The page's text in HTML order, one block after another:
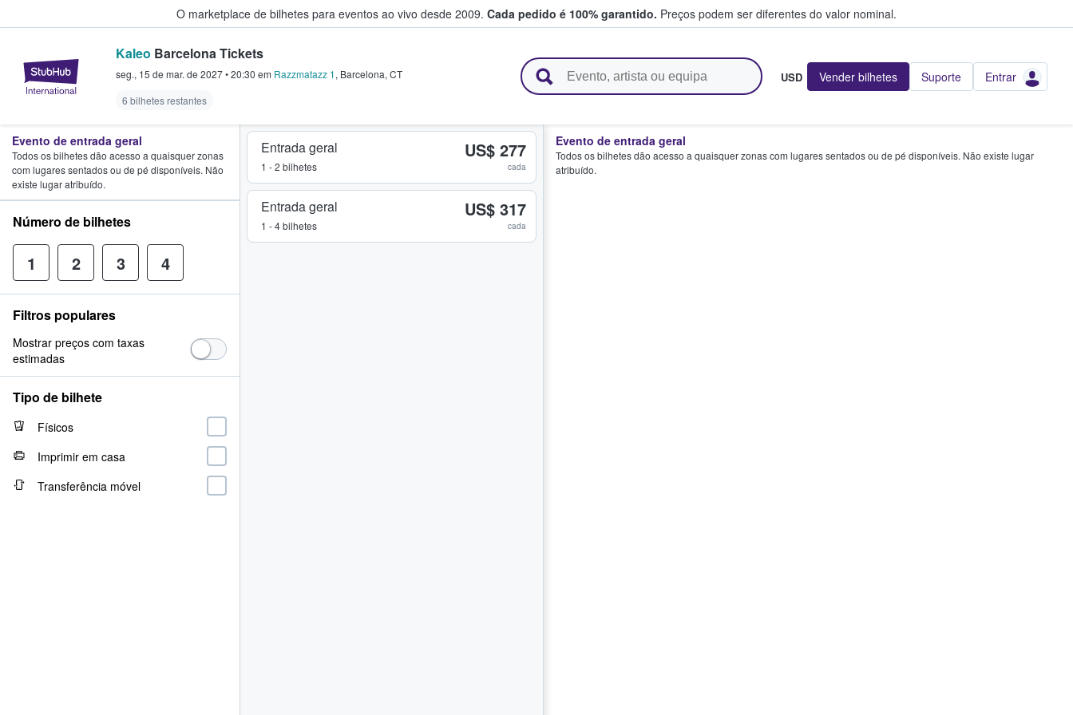
O marketplace de bilhetes para eventos ao vivo desde 2009. Cada pedido é 100% garantido. Preços podem ser diferentes do valor nominal.
StubHub – onde os fãs compram e vendem bilhetes
Kaleo Barcelona Tickets
seg., 15 de mar. de 2027•20:30 em Razzmatazz 1, Barcelona, CT
6 bilhetes restantes
USD Vender bilhetes Suporte Entrar
Entrada geral
1 - 2 bilhetes
US$ 277
cada
Entrada geral
1 - 4 bilhetes
US$ 317
cada
Evento de entrada geral
Todos os bilhetes dão acesso a quaisquer zonas com lugares sentados ou de pé disponíveis. Não existe lugar
atribuído.
Evento de entrada geral
Todos os bilhetes dão acesso a quaisquer zonas
com lugares sentados ou de pé disponíveis. Não
existe lugar atribuído.
Número de bilhetes
1 2 3 4
Filtros populares
Mostrar preços com taxas
estimadas
Tipo de bilhete
Físicos
Imprimir em casa
Transferência móvel